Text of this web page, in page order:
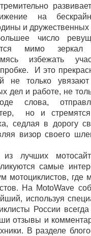
на
и дружественных
число
мимо
избежать
пробке. И это
не только
дел и работе, не
слова,
но и
седлая в дорогу
визор своего
лучших
самые
мотоциклистов, где
На MotoWave
используя
России
отзывы и
В разделе